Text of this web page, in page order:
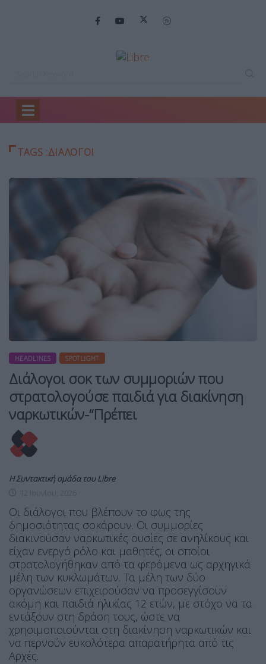
Home
TAGS :ΔΙΑΛΟΓΟΙ
HEADLINES SPOTLIGHT
Διάλογοι σοκ των συμμοριών που
στρατολογούσε παιδιά για διακίνηση
ναρκωτικών-“Πρέπει
Η Συντακτική ομάδα του Libre
Οι διάλογοι που βλέπουν το φως της
δημοσιότητας σοκάρουν. Οι συμμορίες
διακινούσαν ναρκωτικές ουσίες σε ανηλίκους και
είχαν ενεργό ρόλο και μαθητές, οι οποίοι
στρατολογήθηκαν από τα φερόμενα ως αρχηγικά
μέλη των κυκλωμάτων. Τα μέλη των δύο
οργανώσεων επιχειρούσαν να προσεγγίσουν
ακόμη και παιδιά ηλικίας 12 ετών, με στόχο να τα
εντάξουν στη δράση τους, ώστε να
χρησιμοποιούνται στη διακίνηση ναρκωτικών και
να περνούν ευκολότερα απαρατήρητα από τις
Αρχές.